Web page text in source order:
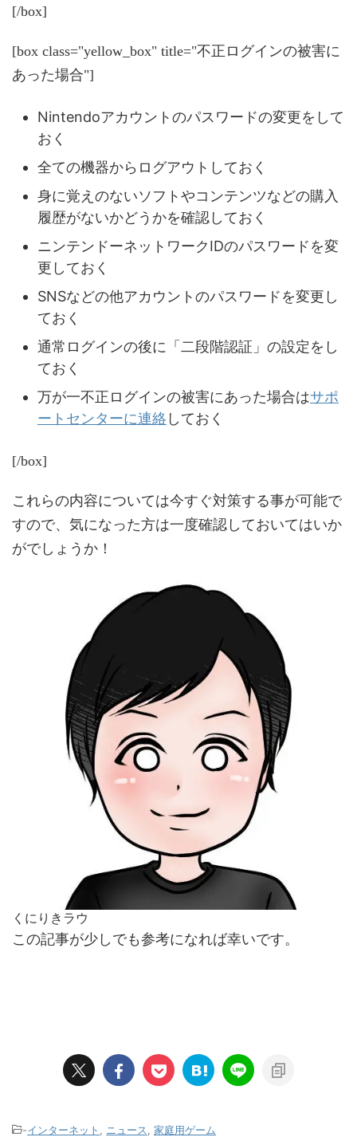
[/box]
[box class="yellow_box" title="不正ログインの被害に
あった場合"]
Nintendoアカウントのパスワードの変更をして
おく
全ての機器からログアウトしておく
身に覚えのないソフトやコンテンツなどの購入
履歴がないかどうかを確認しておく
ニンテンドーネットワークIDのパスワードを変
更しておく
SNSなどの他アカウントのパスワードを変更し
ておく
通常ログインの後に「二段階認証」の設定をし
ておく
万が一不正ログインの被害にあった場合はサポ
ートセンターに連絡 しておく
[/box]
これらの内容については今すぐ対策する事が可能で
すので、気になった方は一度確認しておいてはいか
がでしょうか！
くにりきラウ
この記事が少しでも参考になれば幸いです。
-インターネット ニュース 家庭用ゲーム